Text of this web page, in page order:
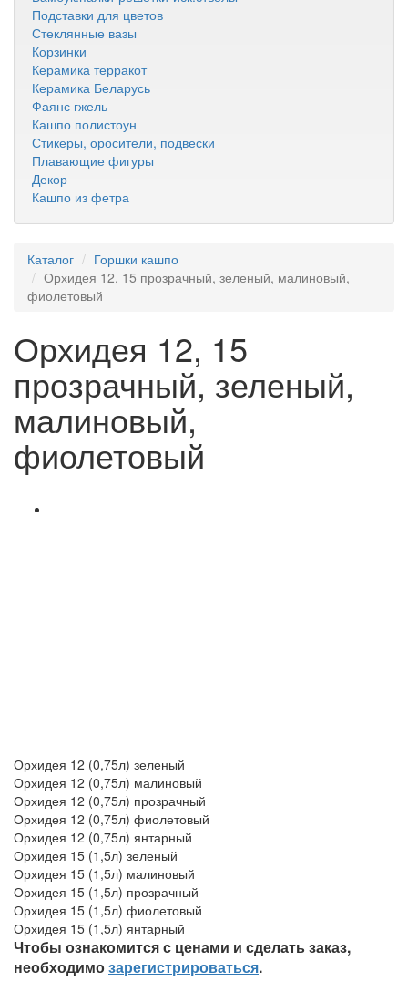
Подставки для цветов
Стеклянные вазы
Корзинки
Керамика терракот
Керамика Беларусь
Фаянс гжель
Кашпо полистоун
Стикеры, оросители, подвески
Плавающие фигуры
Декор
Кашпо из фетра
Каталог
Горшки кашпо
Орхидея 12, 15 прозрачный, зеленый, малиновый,
фиолетовый
Орхидея 12, 15
прозрачный, зеленый,
малиновый,
фиолетовый
Орхидея 12 (0,75л) зеленый
Орхидея 12 (0,75л) малиновый
Орхидея 12 (0,75л) прозрачный
Орхидея 12 (0,75л) фиолетовый
Орхидея 12 (0,75л) янтарный
Орхидея 15 (1,5л) зеленый
Орхидея 15 (1,5л) малиновый
Орхидея 15 (1,5л) прозрачный
Орхидея 15 (1,5л) фиолетовый
Орхидея 15 (1,5л) янтарный
Чтобы ознакомится с ценами и сделать заказ,
необходимозарегистрироваться.